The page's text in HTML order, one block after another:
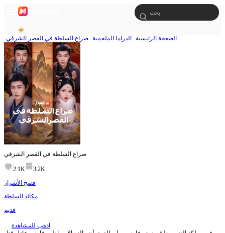
الصفحة الرئيسية الدراما الملحمية صراع السلطة في القصر الشرقي
صراع السلطة في القصر الشرقي
2.1K
3.2K
فضح الأشرار
مكائد السلطة
قديم
اذهب للمشاهدة